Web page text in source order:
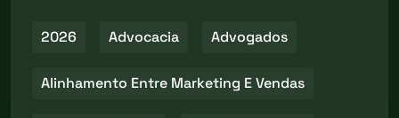
2026 Advocacia Advogados
Alinhamento Entre Marketing E Vendas